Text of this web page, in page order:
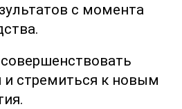
с момента
и стремиться к новым